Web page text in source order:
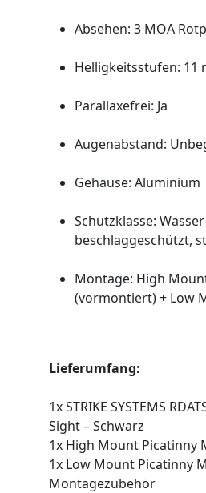
Absehen: 3 MOA
Helligkeitsstufen: 11
Parallaxefrei: Ja
Augenabstand:
Gehäuse: Aluminium
Schutzklasse:
beschlaggeschützt,
Montage: High
(vormontiert) + Low
Lieferumfang:
1x STRIKE SYSTEMS
Sight – Schwarz
1x High Mount Picatinny
1x Low Mount Picatinny
Montagezubehör